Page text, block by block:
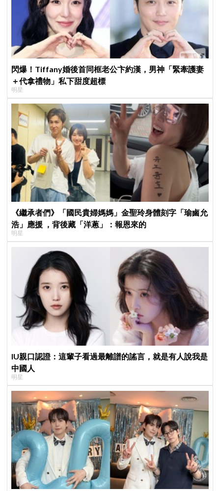
閃爆！Tiffany婚後首同框老公卞約漢，男神「緊牽護妻
＋代拿禮物」私下甜度超標
明星
《繼承者們》「國民貴婦媽媽」金聖玲身體刻字「瑜鹵允
浩」應援 ，背後藏「洋蔥」：報恩來的
明星
IU親口認證：這輩子看過最離譜的謠言，就是有人說我是
中國人
明星